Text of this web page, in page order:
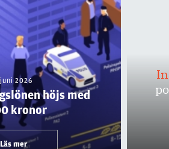
2026
höjs med
kronor
Läs mer